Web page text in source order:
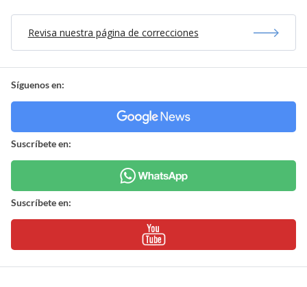
Revisa nuestra página de correcciones
Síguenos en:
Suscríbete en:
Suscríbete en: